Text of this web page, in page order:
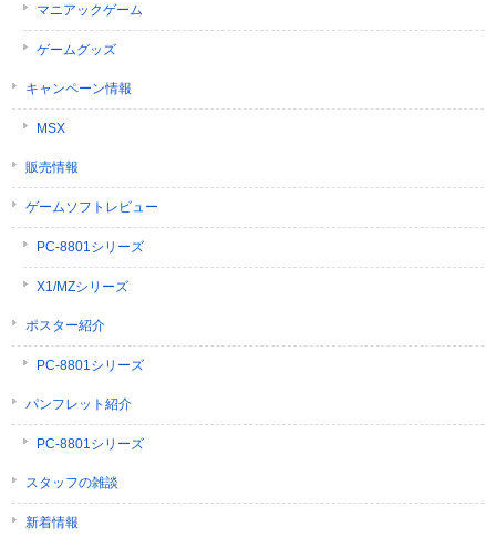
マニアックゲーム
ゲームグッズ
キャンペーン情報
MSX
販売情報
ゲームソフトレビュー
PC-8801シリーズ
X1/MZシリーズ
ポスター紹介
PC-8801シリーズ
パンフレット紹介
PC-8801シリーズ
スタッフの雑談
新着情報